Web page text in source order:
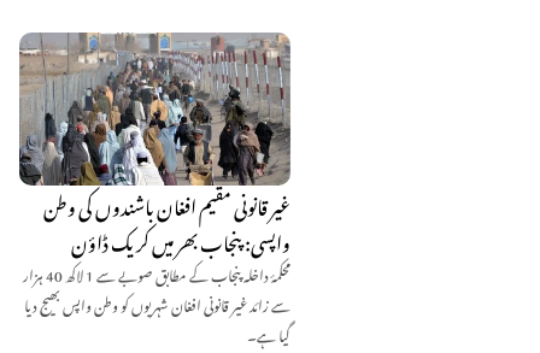
غیر قانونی مقیم افغان باشندوں کی وطن
واپسی: پنجاب بھر میں کریک ڈاؤن
محکمۂ داخلہ پنجاب کے مطابق صوبے سے 1 لاکھ 40 ہزار
سے زائد غیر قانونی افغان شہریوں کو وطن واپس بھیج دیا
گیا ہے۔